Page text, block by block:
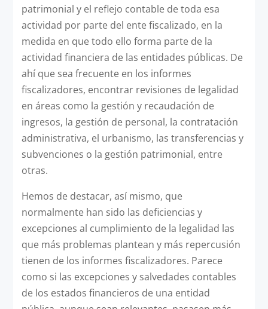
patrimonial y el reflejo contable de toda esa
actividad por parte del ente fiscalizado, en la
medida en que todo ello forma parte de la
actividad financiera de las entidades públicas. De
ahí que sea frecuente en los informes
fiscalizadores, encontrar revisiones de legalidad
en áreas como la gestión y recaudación de
ingresos, la gestión de personal, la contratación
administrativa, el urbanismo, las transferencias y
subvenciones o la gestión patrimonial, entre
otras.
Hemos de destacar, así mismo, que
normalmente han sido las deficiencias y
excepciones al cumplimiento de la legalidad las
que más problemas plantean y más repercusión
tienen de los informes fiscalizadores. Parece
como si las excepciones y salvedades contables
de los estados financieros de una entidad